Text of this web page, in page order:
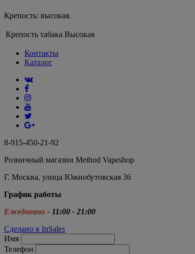
Крепость: высокая.
Крепость табака Высокая
Контакты
Каталог
8-915-450-21-92
Розничный магазин Method Vapeshop
Г. Москва, улица Южнобутовская 36
График работы
Ежедневно - 11:00 - 21:00
Сделано в InSales
Имя
Телефон